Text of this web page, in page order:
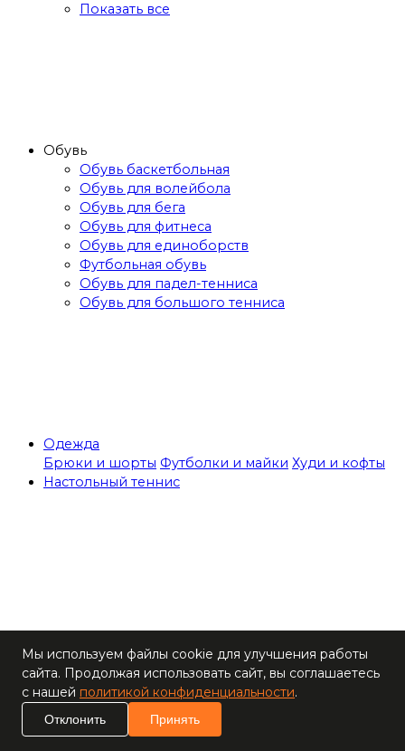
Показать все
Обувь
Обувь баскетбольная
Обувь для волейбола
Обувь для бега
Обувь для фитнеса
Обувь для единоборств
Футбольная обувь
Обувь для падел-тенниса
Обувь для большого тенниса
Одежда
Брюки и шорты Футболки и майки Худи и кофты
Настольный теннис
Ракетки
Накладки для
ракеток
ракеток
Мы используем файлы cookie для улучшения работы
сайта. Продолжая использовать сайт, вы соглашаетесь
с нашей политикой конфиденциальности.
Отклонить Принять